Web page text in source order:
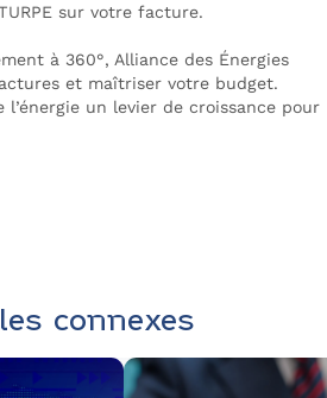
sur votre facture.
à 360°, Alliance des Énergies
et maîtriser votre budget.
un levier de croissance pour
connexes